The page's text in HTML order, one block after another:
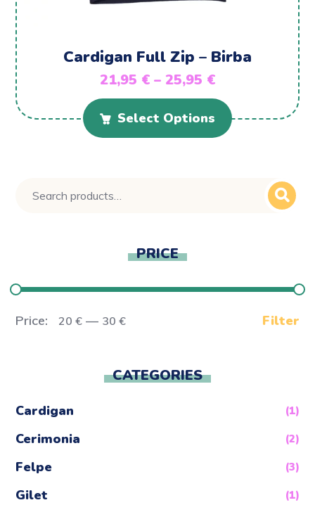
Cardigan Full Zip – Birba
21,95 € – 25,95 €
Select Options
PRICE
Filter
Price: 20 € — 30 €
CATEGORIES
Cardigan (1)
Cerimonia (2)
Felpe (3)
Gilet (1)